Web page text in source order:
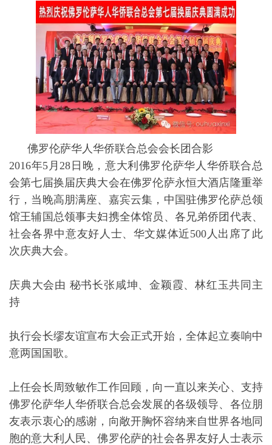
佛罗伦萨华人华侨联合总会会长团合影
2016年5月28日晚，意大利佛罗伦萨华人华侨联合总
会第七届换届庆典大会在佛罗伦萨永恒大酒店隆重举
行，当晚高朋满座、嘉宾云集，中国驻佛罗伦萨总领
馆王辅国总领事夫妇携全体馆员、各兄弟侨团代表、
社会各界中意友好人士、华文媒体近500人出席了此
次庆典大会。
庆典大会由 秘书长张咸坤、金颖霞、林红玉共同主
持
执行会长缪友谊宣布大会正式开始，全体起立奏响中
意两国国歌。
上任会长周致敏作工作回顾，向一直以来关心、支持
佛罗伦萨华人华侨联合总会发展的各级领导、各位朋
友表示衷心的感谢，向敞开胸怀容纳来自世界各地同
胞的意大利人民、佛罗伦萨的社会各界友好人士表示